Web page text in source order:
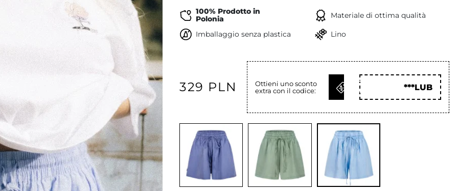
100% Prodotto in
Polonia
Materiale di ottima qualità
Imballaggio senza plastica Lino
329 PLN
Ottieni uno sconto
extra con il codice:
OTTIENI
COD
***LUB